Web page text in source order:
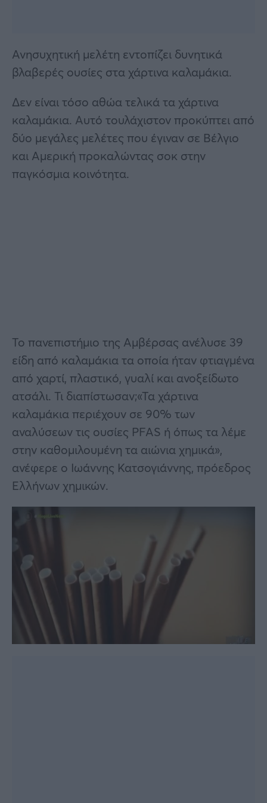
Ανησυχητική μελέτη εντοπίζει δυνητικά
βλαβερές ουσίες στα χάρτινα καλαμάκια.
Δεν είναι τόσο αθώα τελικά τα χάρτινα
καλαμάκια. Αυτό τουλάχιστον προκύπτει από
δύο μεγάλες μελέτες που έγιναν σε Βέλγιο
και Αμερική προκαλώντας σοκ στην
παγκόσμια κοινότητα.
Το πανεπιστήμιο της Αμβέρσας ανέλυσε 39
είδη από καλαμάκια τα οποία ήταν φτιαγμένα
από χαρτί, πλαστικό, γυαλί και ανοξείδωτο
ατσάλι. Τι διαπίστωσαν;«Τα χάρτινα
καλαμάκια περιέχουν σε 90% των
αναλύσεων τις ουσίες PFAS ή όπως τα λέμε
στην καθομιλουμένη τα αιώνια χημικά»,
ανέφερε ο Ιωάννης Κατσογιάννης, πρόεδρος
Ελλήνων χημικών.